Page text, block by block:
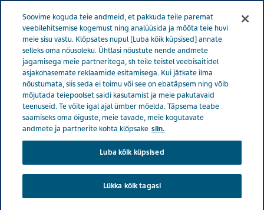
Töötamine migreeniga:
millal hoog maha võtta
Soovime koguda teie andmeid, et pakkuda teile paremat
veebilehitsemise kogemust ning analüüsida ja mõõta teie huvi
meie sisu vastu. Klõpsates nupul [Luba kõik küpsised] annate
selleks oma nõusoleku. Ühtlasi nõustute nende andmete
jagamisega meie partneritega, sh teile teistel veebisaitidel
asjakohasemate reklaamide esitamisega. Kui jätkate ilma
nõustumata, siis seda ei toimu või see on ebatäpsem ning võib
mõjutada teiepoolset saidi kasutamist ja meie pakutavaid
teenuseid. Te võite igal ajal ümber mõelda. Täpsema teabe
saamiseks oma õiguste, meie tavade, meie kogutavate
andmete ja partnerite kohta klõpsake siin.
Luba kõik küpsised
Lükka kõik tagasi